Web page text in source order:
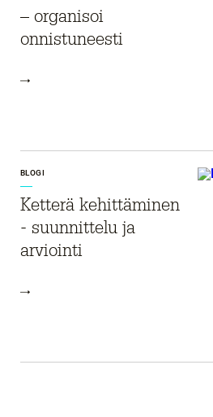
– organisoi
onnistuneesti
BLOGI
Ketterä kehittäminen
- suunnittelu ja
arviointi